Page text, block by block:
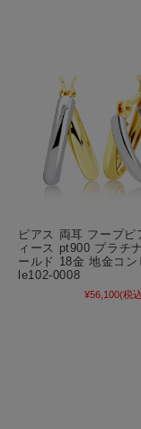
ピアス 両耳 フープピ
ィース pt900 プラチ
ールド 18金 地金コン
le102-0008
¥56,100(税